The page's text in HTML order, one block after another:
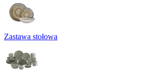
Zastawa stołowa